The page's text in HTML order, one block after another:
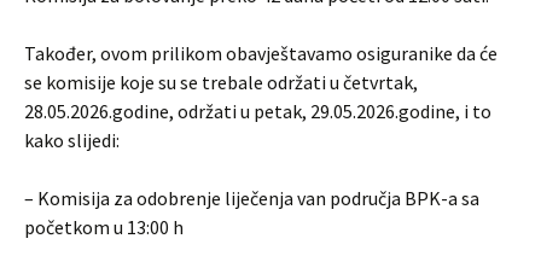
Također, ovom prilikom obavještavamo osiguranike da će
se komisije koje su se trebale održati u četvrtak,
28.05.2026.godine, održati u petak, 29.05.2026.godine, i to
kako slijedi:
– Komisija za odobrenje liječenja van područja BPK-a sa
početkom u 13:00 h